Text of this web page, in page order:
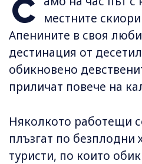
С
местните
Апенините в своя
дестинация от
обикновено
приличат повече на
Няколкото работещи
плъзгат по безплодни
туристи, по които